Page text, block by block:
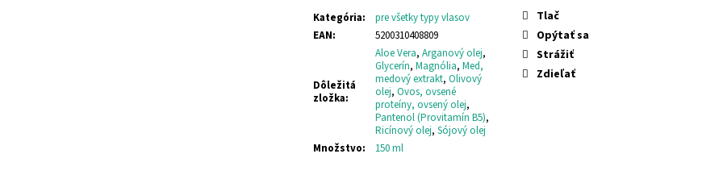
Kategória:
pre všetky typy vlasov
EAN: 5200310408809
Dôležitá
zložka:
Aloe Vera, Arganový olej,
Glycerín, Magnólia, Med,
medový extrakt, Olivový
olej, Ovos, ovsené
proteíny, ovsený olej,
Pantenol (Provitamín B5),
Ricínový olej, Sójový olej
Množstvo: 150 ml
Tlač
Opýtať sa
Strážiť
Zdieľať